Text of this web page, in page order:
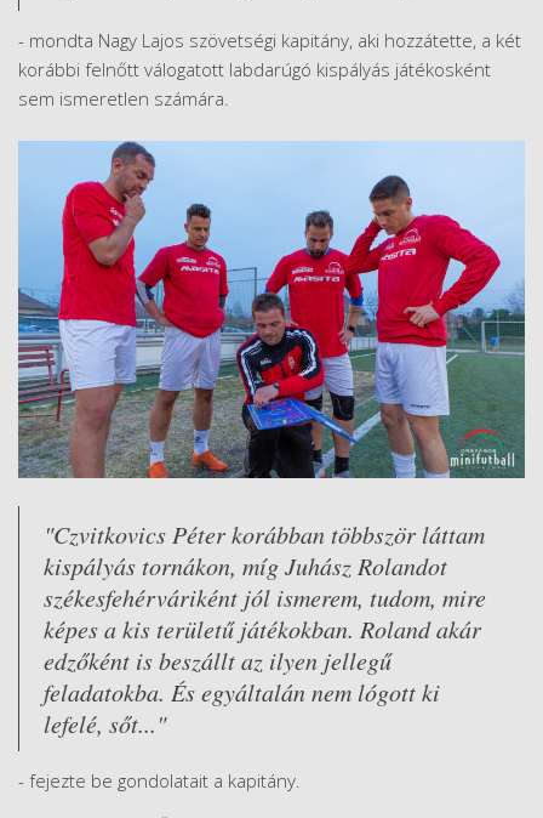
- mondta Nagy Lajos szövetségi kapitány, aki hozzátette, a két
korábbi felnőtt válogatott labdarúgó kispályás játékosként
sem ismeretlen számára.
"Czvitkovics Péter korábban többször láttam
kispályás tornákon, míg Juhász Rolandot
székesfehérváriként jól ismerem, tudom, mire
képes a kis területű játékokban. Roland akár
edzőként is beszállt az ilyen jellegű
feladatokba. És egyáltalán nem lógott ki
lefelé, sőt..."
- fejezte be gondolatait a kapitány.